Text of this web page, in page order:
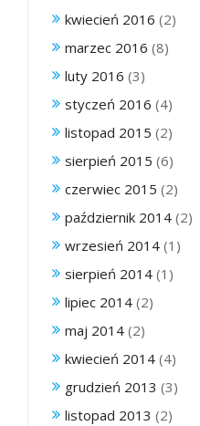
kwiecień 2016 (2)
marzec 2016 (8)
luty 2016 (3)
styczeń 2016 (4)
listopad 2015 (2)
sierpień 2015 (6)
czerwiec 2015 (2)
październik 2014 (2)
wrzesień 2014 (1)
sierpień 2014 (1)
lipiec 2014 (2)
maj 2014 (2)
kwiecień 2014 (4)
grudzień 2013 (3)
listopad 2013 (2)